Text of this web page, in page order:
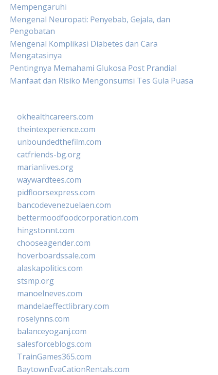
Mempengaruhi
Mengenal Neuropati: Penyebab, Gejala, dan
Pengobatan
Mengenal Komplikasi Diabetes dan Cara
Mengatasinya
Pentingnya Memahami Glukosa Post Prandial
Manfaat dan Risiko Mengonsumsi Tes Gula Puasa
okhealthcareers.com
theintexperience.com
unboundedthefilm.com
catfriends-bg.org
marianlives.org
waywardtees.com
pidfloorsexpress.com
bancodevenezuelaen.com
bettermoodfoodcorporation.com
hingstonnt.com
chooseagender.com
hoverboardssale.com
alaskapolitics.com
stsmp.org
manoelneves.com
mandelaeffectlibrary.com
roselynns.com
balanceyoganj.com
salesforceblogs.com
TrainGames365.com
BaytownEvaCationRentals.com